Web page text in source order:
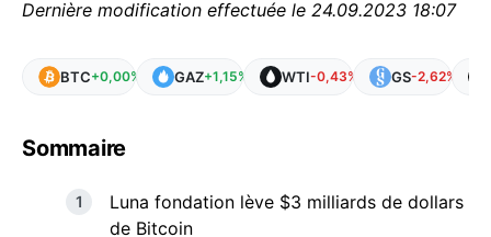
Dernière modification effectuée le 24.09.2023 18:07
BTC+0,00% GAZ+1,15% WTI-0,43% GS-2,62%
Sommaire
Luna fondation lève $3 milliards de dollars
de Bitcoin